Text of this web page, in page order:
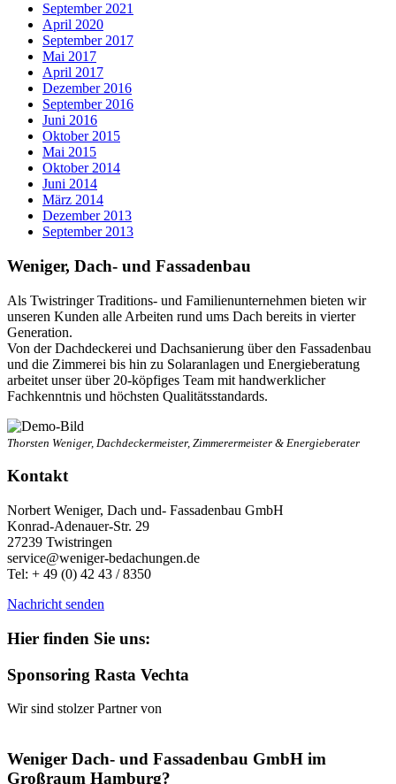
September 2021
April 2020
September 2017
Mai 2017
April 2017
Dezember 2016
September 2016
Juni 2016
Oktober 2015
Mai 2015
Oktober 2014
Juni 2014
März 2014
Dezember 2013
September 2013
Weniger, Dach- und Fassadenbau
Als Twistringer Traditions- und Familienunternehmen bieten wir
unseren Kunden alle Arbeiten rund ums Dach bereits in vierter
Generation.
Von der Dachdeckerei und Dachsanierung über den Fassadenbau
und die Zimmerei bis hin zu Solaranlagen und Energieberatung
arbeitet unser über 20-köpfiges Team mit handwerklicher
Fachkenntnis und höchsten Qualitätsstandards.
Thorsten Weniger, Dachdeckermeister, Zimmerermeister & Energieberater
Kontakt
Norbert Weniger, Dach und- Fassadenbau GmbH
Konrad-Adenauer-Str. 29
27239 Twistringen
service@weniger-bedachungen.de
Tel: + 49 (0) 42 43 / 8350
Nachricht senden
Hier finden Sie uns:
Sponsoring Rasta Vechta
Wir sind stolzer Partner von
Weniger Dach- und Fassadenbau GmbH im
Großraum Hamburg?